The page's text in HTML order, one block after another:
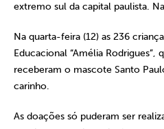
extremo sul da capital paulista.
Na quarta-feira (12) as 236
Educacional “Amélia Rodrigues”,
receberam o mascote Santo
carinho.
As doações só puderam ser